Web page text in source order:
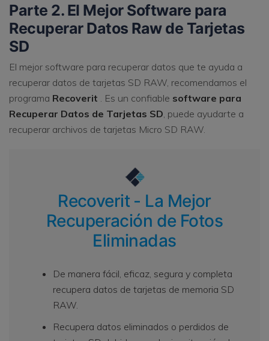
Parte 2. El Mejor Software para
Recuperar Datos Raw de Tarjetas
SD
El mejor software para recuperar datos que te ayuda a
recuperar datos de tarjetas SD RAW, recomendamos el
programa Recoverit . Es un confiable software para
Recuperar Datos de Tarjetas SD, puede ayudarte a
recuperar archivos de tarjetas Micro SD RAW.
Recoverit - La Mejor
Recuperación de Fotos
Eliminadas
De manera fácil, eficaz, segura y completa
recupera datos de tarjetas de memoria SD
RAW.
Recupera datos eliminados o perdidos de